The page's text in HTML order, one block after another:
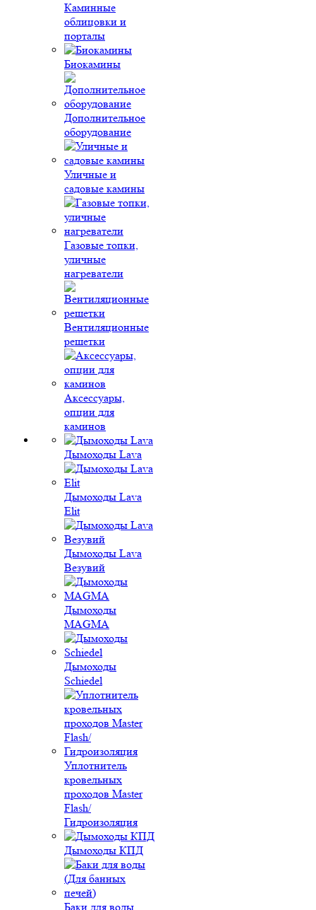
Каминные
облицовки и
порталы
Биокамины
Дополнительное
оборудование
Уличные и
садовые камины
Газовые топки,
уличные
нагреватели
Вентиляционные
решетки
Аксессуары,
опции для
каминов
Дымоходы Lava
Дымоходы Lava
Elit
Дымоходы Lava
Везувий
Дымоходы
MAGMA
Дымоходы
Schiedel
Уплотнитель
кровельных
проходов Master
Flash/
Гидроизоляция
Дымоходы КПД
Баки для воды